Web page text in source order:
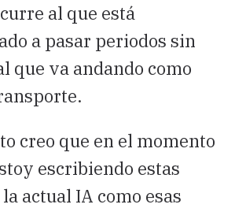
al que está
a pasar periodos sin
que va andando como
creo que en el momento
escribiendo estas
actual IA como esas